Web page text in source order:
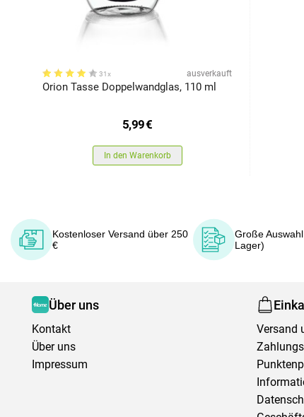
31x ausverkauft
Orion Tasse Doppelwandglas, 110 ml
5,99€
In den Warenkorb
Kostenloser Versand über 250
€
Große
Lager)
Über uns
Kontakt
Über uns
Impressum
Versand